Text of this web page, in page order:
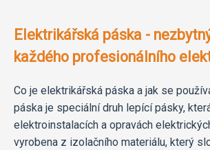
Elektrikářská páska -
každého profesionálního
Co je elektrikářská páska a jak se
páska je speciální druh lepící pásky,
elektroinstalacích a opravách
vyrobena z izolačního materiálu, který